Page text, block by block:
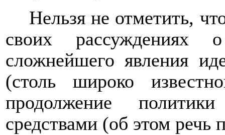
Нельзя не отметить,
своих рассуждениях
сложнейшего явления
(столь широко
продолжение
средствами (об этом речь